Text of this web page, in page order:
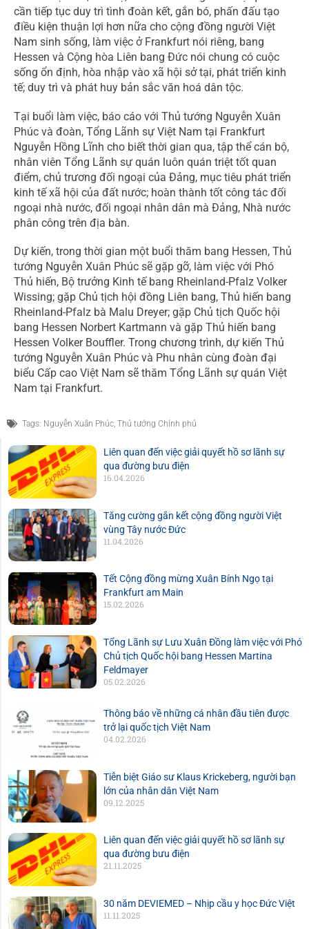
cần tiếp tục duy trì tình đoàn kết, gắn bó, phấn đấu tạo
điều kiện thuận lợi hơn nữa cho cộng đồng người Việt
Nam sinh sống, làm việc ở Frankfurt nói riêng, bang
Hessen và Cộng hòa Liên bang Đức nói chung có cuộc
sống ổn định, hòa nhập vào xã hội sở tại, phát triển kinh
tế; duy trì và phát huy bản sắc văn hoá dân tộc.
Tại buổi làm việc, báo cáo với Thủ tướng Nguyễn Xuân
Phúc và đoàn, Tổng Lãnh sự Việt Nam tại Frankfurt
Nguyễn Hồng Lĩnh cho biết thời gian qua, tập thể cán bộ,
nhân viên Tổng Lãnh sự quán luôn quán triệt tốt quan
điểm, chủ trương đối ngoại của Đảng, mục tiêu phát triển
kinh tế xã hội của đất nước; hoàn thành tốt công tác đối
ngoại nhà nước, đối ngoại nhân dân mà Đảng, Nhà nước
phân công trên địa bàn.
Dự kiến, trong thời gian một buổi thăm bang Hessen, Thủ
tướng Nguyễn Xuân Phúc sẽ gặp gỡ, làm việc với Phó
Thủ hiến, Bộ trưởng Kinh tế bang Rheinland-Pfalz Volker
Wissing; gặp Chủ tịch hội đồng Liên bang, Thủ hiến bang
Rheinland-Pfalz bà Malu Dreyer; gặp Chủ tịch Quốc hội
bang Hessen Norbert Kartmann và gặp Thủ hiến bang
Hessen Volker Bouffler. Trong chương trình, dự kiến Thủ
tướng Nguyễn Xuân Phúc và Phu nhân cùng đoàn đại
biểu Cấp cao Việt Nam sẽ thăm Tổng Lãnh sự quán Việt
Nam tại Frankfurt.
Tags: Nguyễn Xuân Phúc, Thủ tướng Chính phủ
Liên quan đến việc giải quyết hồ sơ lãnh sự
qua đường bưu điện
16.04.2026
Tăng cường gắn kết cộng đồng người Việt
vùng Tây nước Đức
11.04.2026
Tết Cộng đồng mừng Xuân Bính Ngọ tại
Frankfurt am Main
15.02.2026
Tổng Lãnh sự Lưu Xuân Đồng làm việc với Phó
Chủ tịch Quốc hội bang Hessen Martina
Feldmayer
05.02.2026
Thông báo về những cá nhân đầu tiên được
trở lại quốc tịch Việt Nam
04.02.2026
Tiễn biệt Giáo sư Klaus Krickeberg, người bạn
lớn của nhân dân Việt Nam
09.12.2025
Liên quan đến việc giải quyết hồ sơ lãnh sự
qua đường bưu điện
21.11.2025
30 năm DEVIEMED – Nhịp cầu y học Đức Việt
11.11.2025